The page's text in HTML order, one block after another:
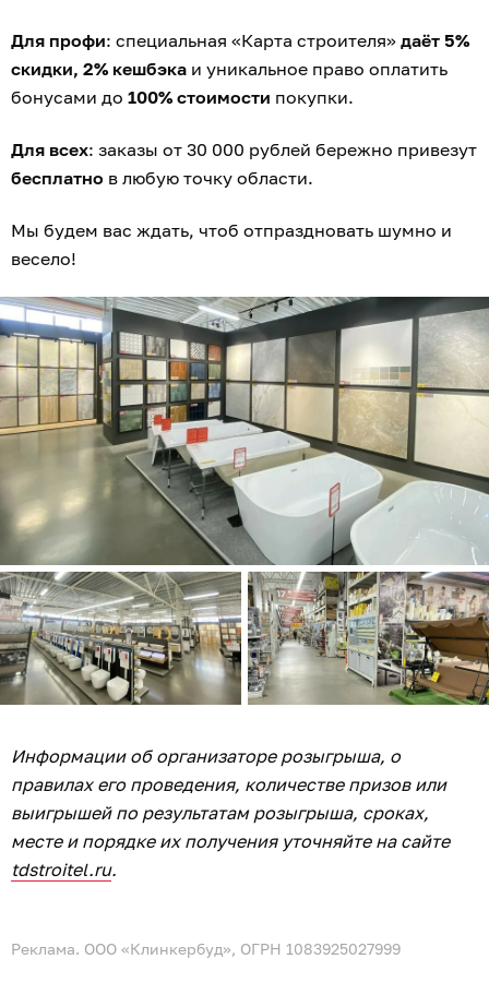
Для профи: специальная «Карта строителя» даёт 5%
скидки, 2% кешбэка и уникальное право оплатить
бонусами до 100% стоимости покупки.
Для всех: заказы от 30 000 рублей бережно привезут
бесплатно в любую точку области.
Мы будем вас ждать, чтоб отпраздновать шумно и
весело!
Информации об организаторе розыгрыша, о
правилах его проведения, количестве призов или
выигрышей по результатам розыгрыша, сроках,
месте и порядке их получения уточняйте на сайте
tdstroitel.ru.
Реклама. ООО «Клинкербуд», ОГРН 1083925027999